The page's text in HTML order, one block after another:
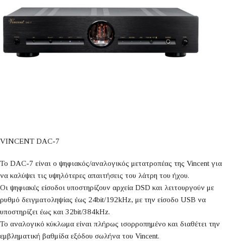
VINCENT DAC-7
Το DAC-7 είναι ο ψηφιακός/αναλογικός μετατροπέας της Vincent για
να καλύψει τις υψηλότερες απαιτήσεις του λάτρη του ήχου.
Οι ψηφιακές είσοδοι υποστηρίζουν αρχεία DSD και λειτουργούν με
ρυθμό δειγματοληψίας έως 24bit/192kHz, με την είσοδο USB να
υποστηρίζει έως και 32bit/384kHz.
Το αναλογικό κύκλωμα είναι πλήρως ισορροπημένο και διαθέτει την
εμβληματική βαθμίδα εξόδου σωλήνα του Vincent.